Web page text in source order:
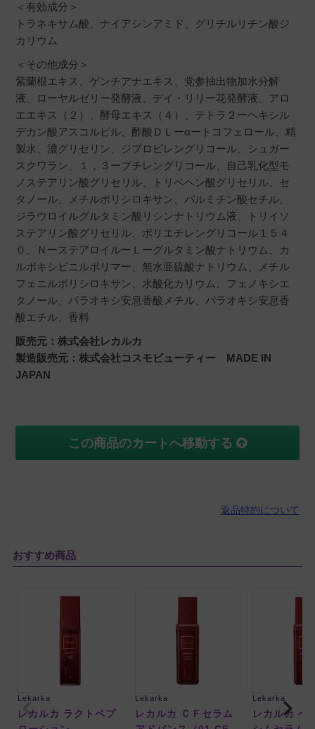
＜有効成分＞
トラネキサム酸、ナイアシンアミド、グリチルリチン酸ジ
カリウム
＜その他成分＞
紫蘭根エキス、ゲンチアナエキス、党参抽出物加水分解
液、ローヤルゼリー発酵液、デイ・リリー花発酵液、アロ
エエキス（２）、酵母エキス（４）、テトラ２ーヘキシル
デカン酸アスコルビル、酢酸ＤＬーαートコフェロール、精
製水、濃グリセリン、ジプロピレングリコール、シュガー
スクワラン、１，３ーブチレングリコール、自己乳化型モ
ノステアリン酸グリセリル、トリベヘン酸グリセリル、セ
タノール、メチルポリシロキサン、パルミチン酸セチル、
ジラウロイルグルタミン酸リシンナトリウム液、トリイソ
ステアリン酸グリセリル、ポリエチレングリコール１５４
０、ＮーステアロイルーＬーグルタミン酸ナトリウム、カ
ルボキシビニルポリマー、無水亜硫酸ナトリウム、メチル
フェニルポリシロキサン、水酸化カリウム、フェノキシエ
タノール、パラオキシ安息香酸メチル、パラオキシ安息香
酸エチル、香料
販売元：株式会社レカルカ
製造販売元：株式会社コスモビューティー MADE IN
JAPAN
この商品のカートへ移動する
返品特約について
おすすめ商品
Lekarka
レカルカ ラクトペプ
Lekarka
レカルカ ＣＦセラム
Lekarka
レカルカ ぺ